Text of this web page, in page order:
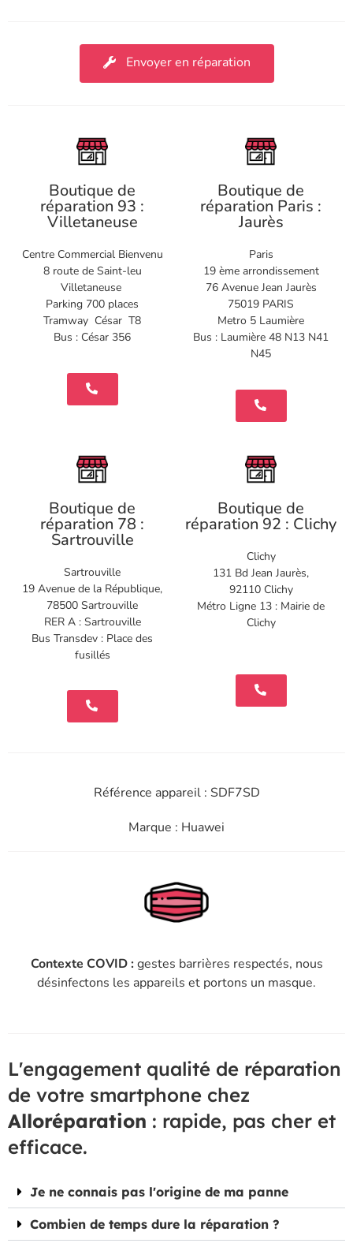
Envoyer en réparation
Boutique de
réparation 93 :
Villetaneuse
Centre Commercial Bienvenu
8 route de Saint-leu
Villetaneuse
Parking 700 places
Tramway César T8
Bus : César 356
Boutique de
réparation Paris :
Jaurès
Paris
19 ème arrondissement
76 Avenue Jean Jaurès
75019 PARIS
Metro 5 Laumière
Bus : Laumière 48 N13 N41
N45
Boutique de
réparation 78 :
Sartrouville
Sartrouville
19 Avenue de la République,
78500 Sartrouville
RER A : Sartrouville
Bus Transdev : Place des
fusillés
Boutique de
réparation 92 : Clichy
Clichy
131 Bd Jean Jaurès,
92110 Clichy
Métro Ligne 13 : Mairie de
Clichy
Référence appareil : SDF7SD
Marque : Huawei
Contexte COVID :gestes barrières respectés, nous
désinfectons les appareils et portons un masque.
L'engagement qualité de réparation
de votre smartphone chez
Alloréparation : rapide, pas cher et
efficace.
Je ne connais pas l'origine de ma panne
Combien de temps dure la réparation ?